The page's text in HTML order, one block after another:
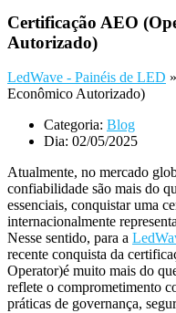
Certificação AEO
Autorizado)
LedWave - Painéis de LED »
Econômico Autorizado)
Categoria: Blog
Dia: 02/05/2025
Atualmente, no mercado
confiabilidade são mais do
essenciais, conquistar uma
internacionalmente
Nesse sentido, para a
recente conquista da
Operator)é muito mais do
reflete o comprometimento
práticas de governança,